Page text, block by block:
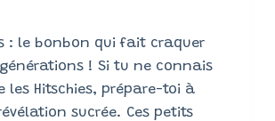
: le bonbon qui fait craquer
! Si tu ne connais
les Hitschies, prépare-toi à
sucrée. Ces petits